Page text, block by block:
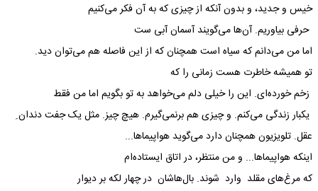
خیس و جدید، و بدون آنکه از چیزی که به آن فکر می‌کنیم
حرفی بیاوریم. آن‌ها می‌گویند آسمان آبی ست
اما من می‌دانم که سیاه است همچنان که از این فاصله هم می‌توان دید.
تو همیشه خاطرت هست زمانی را که
زخم خورده‌ای. این را خیلی دلم می‌خواهد به ‌تو بگویم اما من فقط
یکبار زندگی می‌کنم. و چیزی هم برنمی‌گیرم. هیچ چیز. مثل یک جفت دندان ِ
عقل. تلویزیون همچنان دارد می‌گوید هواپیماها...
اینکه هواپیماها... و من منتظر، در اتاق ایستاده‌‌ام
که مرغ‌های مقلد وارد شوند. بال‌هاشان در چهار لکه بر دیوار